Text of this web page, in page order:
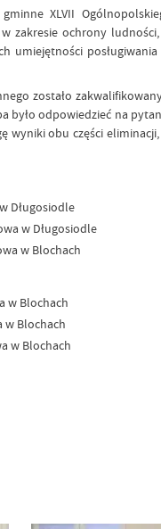
XLVII
zakresie ochrony
umiejętności
zostało
było odpowiedzieć na
obu części eliminacji,
Długosiodle
w Długosiodle
w Blochach
w Blochach
w Blochach
w Blochach